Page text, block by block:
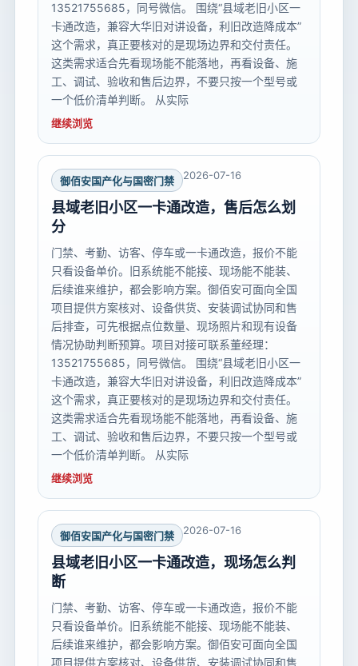
13521755685，同号微信。 围绕“县域老旧小区一
卡通改造，兼容大华旧对讲设备，利旧改造降成本”
这个需求，真正要核对的是现场边界和交付责任。
这类需求适合先看现场能不能落地，再看设备、施
工、调试、验收和售后边界，不要只按一个型号或
一个低价清单判断。 从实际
继续浏览
御佰安国产化与国密门禁 2026-07-16
县域老旧小区一卡通改造，售后怎么划
分
门禁、考勤、访客、停车或一卡通改造，报价不能
只看设备单价。旧系统能不能接、现场能不能装、
后续谁来维护，都会影响方案。御佰安可面向全国
项目提供方案核对、设备供货、安装调试协同和售
后排查，可先根据点位数量、现场照片和现有设备
情况协助判断预算。项目对接可联系董经理：
13521755685，同号微信。 围绕“县域老旧小区一
卡通改造，兼容大华旧对讲设备，利旧改造降成本”
这个需求，真正要核对的是现场边界和交付责任。
这类需求适合先看现场能不能落地，再看设备、施
工、调试、验收和售后边界，不要只按一个型号或
一个低价清单判断。 从实际
继续浏览
御佰安国产化与国密门禁 2026-07-16
县域老旧小区一卡通改造，现场怎么判
断
门禁、考勤、访客、停车或一卡通改造，报价不能
只看设备单价。旧系统能不能接、现场能不能装、
后续谁来维护，都会影响方案。御佰安可面向全国
项目提供方案核对、设备供货、安装调试协同和售